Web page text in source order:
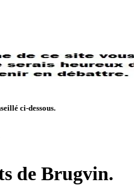
ci-dessous.
de Brugvin.